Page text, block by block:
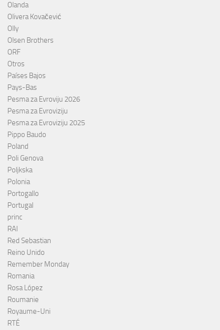
Olanda
Olivera Kovačević
Olly
Olsen Brothers
ORF
Otros
Países Bajos
Pays-Bas
Pesma za Evroviju 2026
Pesma za Evroviziju
Pesma za Evroviziju 2025
Pippo Baudo
Poland
Poli Genova
Poljkska
Polonia
Portogallo
Portugal
princ
RAI
Red Sebastian
Reino Unido
Remember Monday
Romania
Rosa López
Roumanie
Royaume-Uni
RTÉ